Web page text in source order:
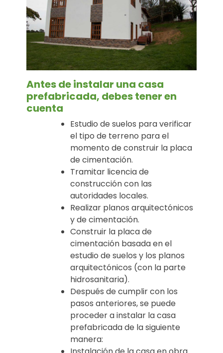
Antes de instalar una casa
prefabricada, debes tener en
cuenta
Estudio de suelos para verificar
el tipo de terreno para el
momento de construir la placa
de cimentación.
Tramitar licencia de
construcción con las
autoridades locales.
Realizar planos arquitectónicos
y de cimentación.
Construir la placa de
cimentación basada en el
estudio de suelos y los planos
arquitectónicos (con la parte
hidrosanitaria).
Después de cumplir con los
pasos anteriores, se puede
proceder a instalar la casa
prefabricada de la siguiente
manera: